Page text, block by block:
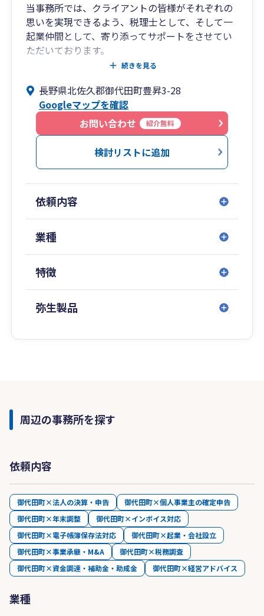
当事務所では、クライアントの皆様がそれぞれの
思いを実現できるよう、税理士として、そして一
起業仲間として、寄り添ってサポートをさせてい
ただいております。
皆様が事業を起こしたとき、どのような思いでス
ありつつも、希望ややる気に満ちていたのではと
思います。
経営は決して楽しいことばかりではありません。
時には厳しい決断を迫られることもあります。そ
れでもポジティブに取り組んでいけばきっと道は
開けると信じています。皆様が起業された当初の
続きを見る
長野県北佐久郡御代田町豊昇3-28
Googleマップを確認
お問い合わせ
紹介無料
検討リストに追加
依頼内容
業種
特徴
弥生製品
周辺の事務所を探す
依頼内容
御代田町×法人の決算・申告
御代田町×個人事業主の確定申告
御代田町×年末調整
御代田町×インボイス対応
御代田町×電子帳簿保存法対応
御代田町×起業・会社設立
御代田町×事業承継・M&A
御代田町×税務調査
御代田町×資金調達・補助金・助成金
御代田町×経営アドバイス
業種